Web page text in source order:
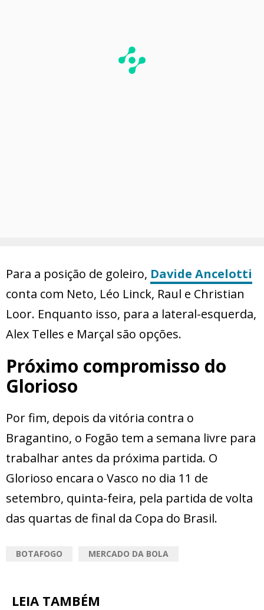
Para a posição de goleiro, Davide Ancelotti
conta com Neto, Léo Linck, Raul e Christian
Loor. Enquanto isso, para a lateral-esquerda,
Alex Telles e Marçal são opções.
Próximo compromisso do
Glorioso
Por fim, depois da vitória contra o
Bragantino, o Fogão tem a semana livre para
trabalhar antes da próxima partida. O
Glorioso encara o Vasco no dia 11 de
setembro, quinta-feira, pela partida de volta
das quartas de final da Copa do Brasil.
BOTAFOGO MERCADO DA BOLA
LEIA TAMBÉM